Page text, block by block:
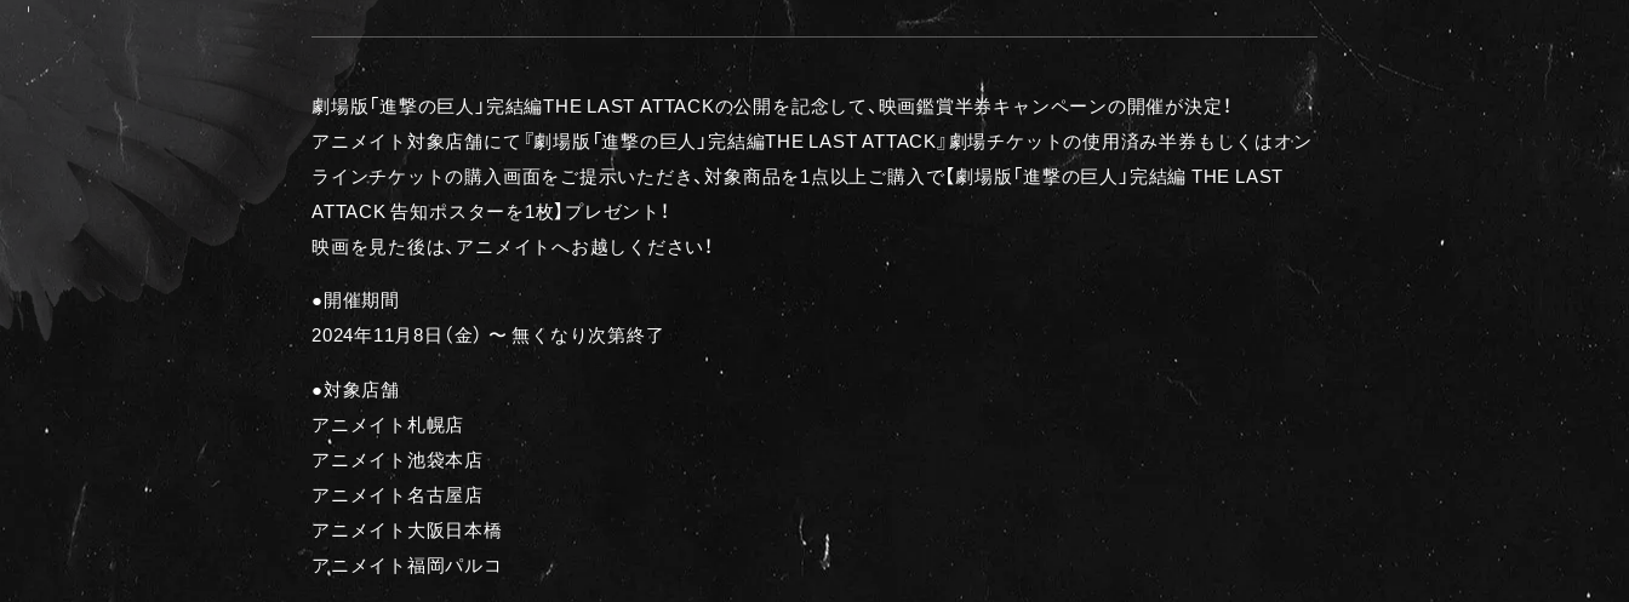
劇場版「進撃の巨人」完結編THE LAST ATTACKの公開を記念して、映画鑑賞半券キャンペーンの開催が決定！
アニメイト対象店舗にて『劇場版「進撃の巨人」完結編THE LAST ATTACK』劇場チケットの使用済み半券もしくはオン
ラインチケットの購入画面をご提示いただき、対象商品を1点以上ご購入で【劇場版「進撃の巨人」完結編 THE LAST
ATTACK 告知ポスターを1枚】プレゼント！
映画を見た後は、アニメイトへお越しください！
●開催期間
2024年11月8日（金） 〜 無くなり次第終了
●対象店舗
アニメイト札幌店
アニメイト池袋本店
アニメイト名古屋店
アニメイト大阪日本橋
アニメイト福岡パルコ